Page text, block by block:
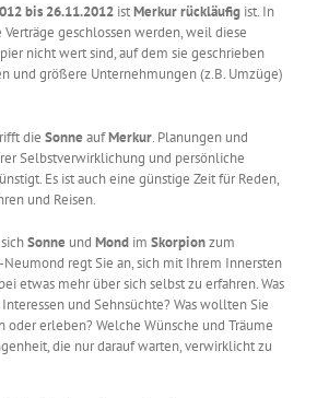
bis 26.11.2012 istMerkur rückläufig ist. In
geschlossen werden, weil diese
nicht wert sind, auf dem sie geschrieben
und größere Unternehmungen (z.B. Umzüge)
die Sonne aufMerkur. Planungen und
Selbstverwirklichung und persönliche
Es ist auch eine günstige Zeit für Reden,
und Reisen.
Sonne und Mond im Skorpionzum
Neumond regt Sie an, sich mit Ihrem Innersten
etwas mehr über sich selbst zu erfahren. Was
und Sehnsüchte? Was wollten Sie
oder erleben? Welche Wünsche und Träume
die nur darauf warten, verwirklicht zu